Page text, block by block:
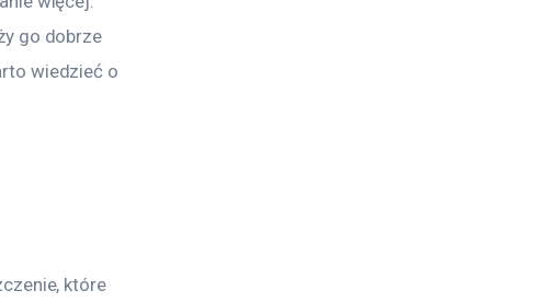
go dobrze
wiedzieć o
które